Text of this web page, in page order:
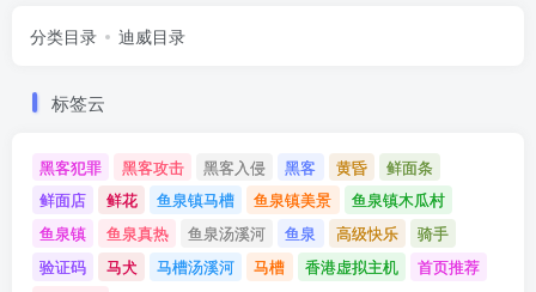
分类目录 迪威目录
标签云
黑客犯罪 黑客攻击 黑客入侵 黑客 黄昏
鲜面条
鲜面店
鲜花 鱼泉镇马槽 鱼泉镇美景
鱼泉镇木瓜村
鱼泉镇
鱼泉真热 鱼泉汤溪河 鱼泉 高级快乐
骑手
验证码
马犬 马槽汤溪河 马槽 香港虚拟主机
首页推荐